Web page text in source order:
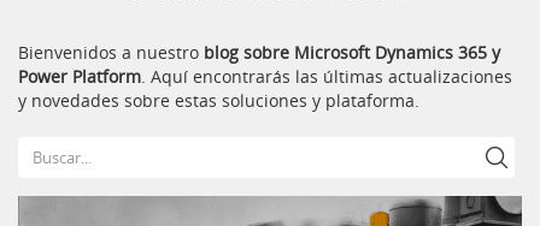
Bienvenidos a nuestro blog sobre Microsoft Dynamics 365 y
Power Platform. Aquí encontrarás las últimas actualizaciones
y novedades sobre estas soluciones y plataforma.